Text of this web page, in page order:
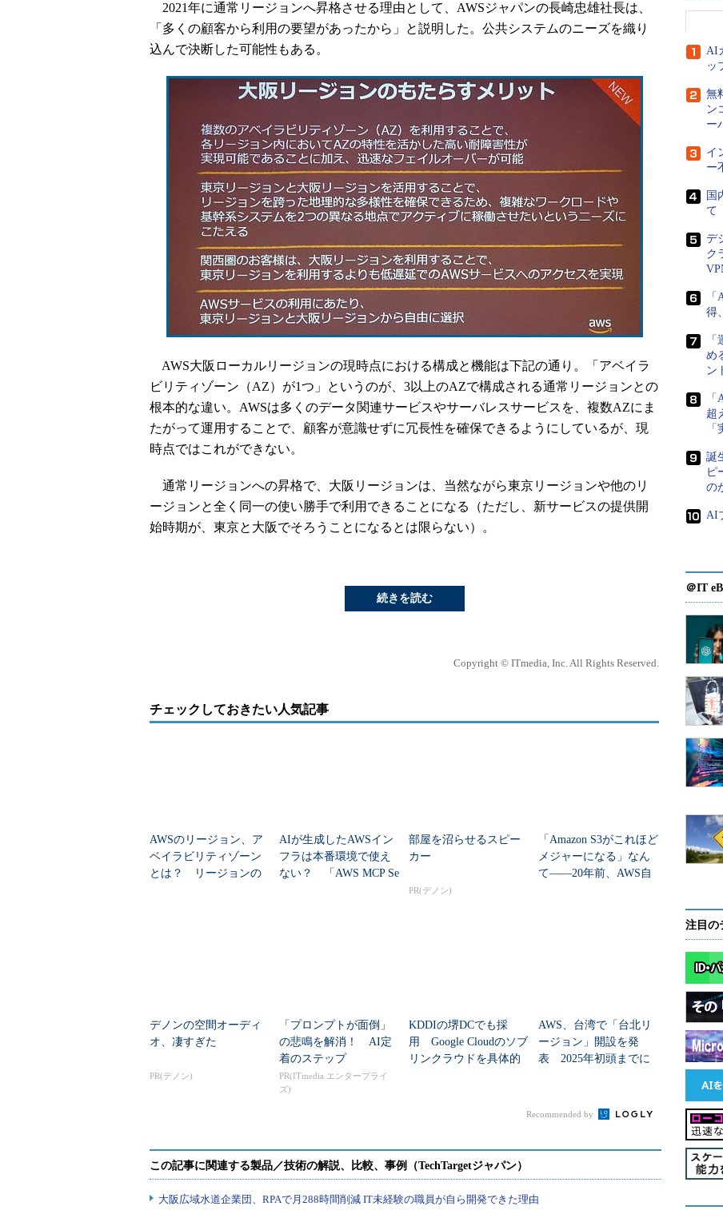
2021年に通常リージョンへ昇格させる理由として、AWSジャパンの長崎忠雄社長は、
「多くの顧客から利用の要望があったから」と説明した。公共システムのニーズを織り
込んで決断した可能性もある。
AWS大阪ローカルリージョンの現時点における構成と機能は下記の通り。「アベイラ
ビリティゾーン（AZ）が1つ」というのが、3以上のAZで構成される通常リージョンとの
根本的な違い。AWSは多くのデータ関連サービスやサーバレスサービスを、複数AZにま
たがって運用することで、顧客が意識せずに冗長性を確保できるようにしているが、現
時点ではこれができない。
通常リージョンへの昇格で、大阪リージョンは、当然ながら東京リージョンや他のリ
ージョンと全く同一の使い勝手で利用できることになる（ただし、新サービスの提供開
始時期が、東京と大阪でそろうことになるとは限らない）。
続きを読む
Copyright © ITmedia, Inc. All Rights Reserved.
チェックしておきたい人気記事
AWSのリージョン、ア
ベイラビリティゾーン
とは？ リージョンの
AIが生成したAWSイン
フラは本番環境で使え
ない？ 「AWS MCP Se
部屋を沼らせるスピー
カー
PR(デノン)
「Amazon S3がこれほど
メジャーになる」なん
て――20年前、AWS自
デノンの空間オーディ
オ、凄すぎた
PR(デノン)
「プロンプトが面倒」
の悲鳴を解消！ AI定
着のステップ
PR(ITmedia エンタープライ
ズ)
KDDIの堺DCでも採
用 Google Cloudのソブ
リンクラウドを具体的
AWS、台湾で「台北リ
ージョン」開設を発
表 2025年初頭までに
Recommended by
AI
ッ
無
ン
ー
イ
ー
国
て
デ
ク
得
め
ン
超
誕
ピ
の
AI
＠IT
注目の